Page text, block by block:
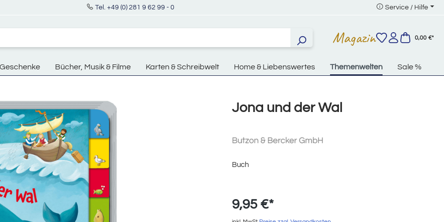
Tel. +49 (0) 281 9 62 99 - 0 Service / Hilfe
Magazin 0,00 €*
Geschenke Bücher, Musik & Filme Karten & Schreibwelt Home & Liebenswertes Themenwelten Sale %
Jona und der Wal
Buch
9,95 €*